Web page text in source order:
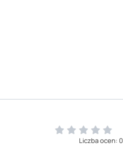
Liczba ocen: 0